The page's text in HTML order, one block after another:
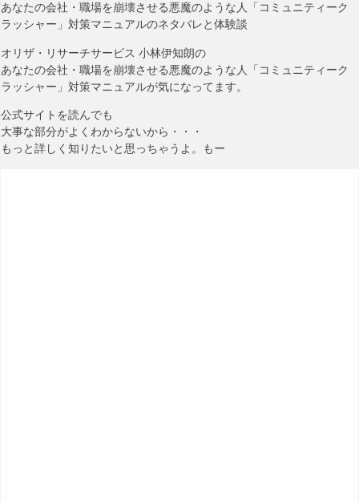
あなたの会社・職場を崩壊させる悪魔のような人「コミュニティーク
ラッシャー」対策マニュアルのネタバレと体験談
オリザ・リサーチサービス 小林伊知朗の
あなたの会社・職場を崩壊させる悪魔のような人「コミュニティーク
ラッシャー」対策マニュアルが気になってます。
公式サイトを読んでも
大事な部分がよくわからないから・・・
もっと詳しく知りたいと思っちゃうよ。もー